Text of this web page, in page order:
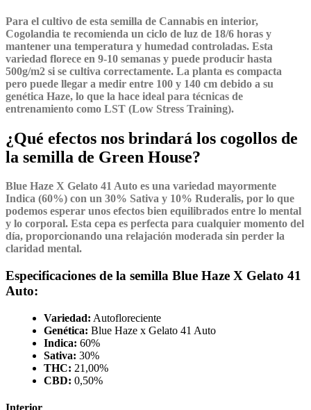
Para el cultivo de esta semilla de Cannabis en interior,
Cogolandia te recomienda un ciclo de luz de 18/6 horas y
mantener una temperatura y humedad controladas. Esta
variedad florece en 9-10 semanas y puede producir hasta
500g/m2 si se cultiva correctamente. La planta es compacta
pero puede llegar a medir entre 100 y 140 cm debido a su
genética Haze, lo que la hace ideal para técnicas de
entrenamiento como LST (Low Stress Training).
¿Qué efectos nos brindará los cogollos de
la semilla de Green House?
Blue Haze X Gelato 41 Auto es una variedad mayormente
Indica (60%) con un 30% Sativa y 10% Ruderalis, por lo que
podemos esperar unos efectos bien equilibrados entre lo mental
y lo corporal. Esta cepa es perfecta para cualquier momento del
día, proporcionando una relajación moderada sin perder la
claridad mental.
Especificaciones de la semilla Blue Haze X Gelato 41
Auto:
Variedad: Autofloreciente
Genética: Blue Haze x Gelato 41 Auto
Indica: 60%
Sativa: 30%
THC: 21,00%
CBD: 0,50%